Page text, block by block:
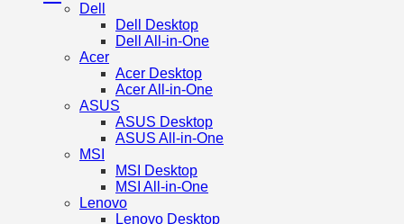
Dell
Dell Desktop
Dell All-in-One
Acer
Acer Desktop
Acer All-in-One
ASUS
ASUS Desktop
ASUS All-in-One
MSI
MSI Desktop
MSI All-in-One
Lenovo
Lenovo Desktop